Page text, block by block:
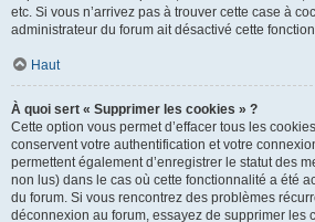
etc. Si vous n’arrivez pas à trouver cette case à
administrateur du forum ait désactivé cette
Haut
À quoi sert « Supprimer les cookies » ?
Cette option vous permet d’effacer tous les
conservent votre authentification et votre
permettent également d’enregistrer le statut des
non lus) dans le cas où cette fonctionnalité a été
du forum. Si vous rencontrez des problèmes
déconnexion au forum, essayez de supprimer les